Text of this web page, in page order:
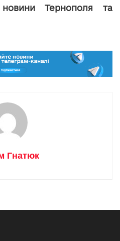
Тернополя та
Гнатюк